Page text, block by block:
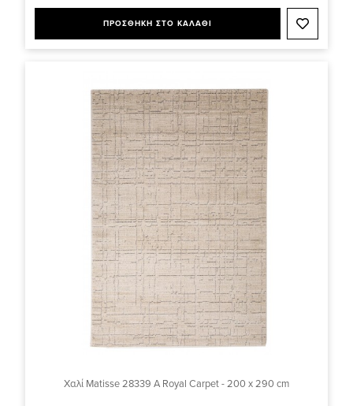
ΠΡΟΣΘΗΚΗ ΣΤΟ ΚΑΛΑΘΙ
Χαλί Matisse 28339 A Royal Carpet - 200 x 290 cm